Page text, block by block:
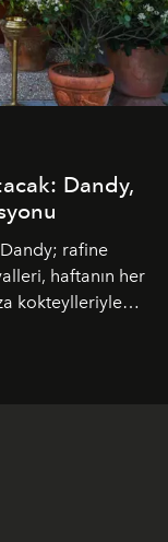
Dandy,
Dandy; rafine
haftanın her
kokteylleriyle